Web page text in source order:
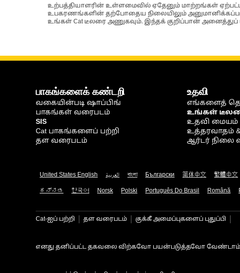
உற்பத்தியாளரின் உள்ளமைவில் ஏதேனும் மாற்றங்கள்
உபகரணங்களின் தற்போதைய நிலையிலும்
உங்கள் Cat டீலரை அணுகவும். இந்தக் குறிப்பான் அனைத்துப்
பாகங்களைக் கண்டறி
வகையின்படி ஷாப்பிங்
பாகங்கள் வரைபடம்
SIS
Cat பாகங்களைப் பற்றி
தள வரைபடம்
உதவி
எங்களைத்
உங்கள்
உதவி மையம்
உத்தரவாதம்
ஆர்டர் நிலை
United States English العربية বাংলা Български 简体中文 繁體中文
ಕನ್ನಡ 한국어 Norsk Polski Português Do Brasil Română
Cat-ஐப் பற்றி தள வரைபடம் குக்கீ அமைப்புகளைப் புதுப்பி
எனது தனிப்பட்ட தகவலை விற்கவோ பயன்படுத்தவோ வேண்டாம்